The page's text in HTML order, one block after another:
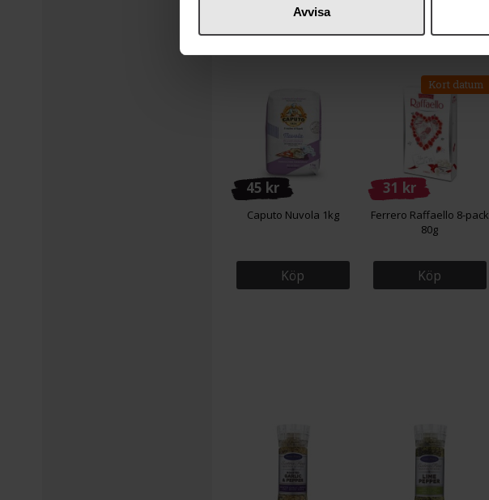
Avvisa
Köp
45 kr
Caputo Nuvola 1kg
Köp
31 kr
Kort datum
Ferrero Raffaello 8-pack
80g
Köp